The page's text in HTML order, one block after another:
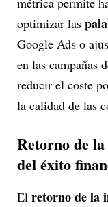
optimizar las
Google Ads o
en las campañas
reducir el coste
la calidad de las
Retorno de
del éxito
El retorno de la